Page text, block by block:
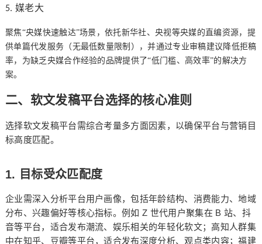
5. 媒老大
聚焦“央媒快速触达”场景，依托新华社、央视等央媒的直编资源，提
供单篇代发服务（无最低数量限制），并通过专业审稿建议降低拒稿
率，为缺乏央媒合作经验的品牌提供了“低门槛、高效率”的解决方
案。
二、软文发稿平台选择的核心准则
选择软文发稿平台需综合考量多方面因素，以确保平台与营销目
标高度匹配。
1. 目标受众匹配度
企业需深入分析平台用户画像，包括年龄结构、消费能力、地域
分布、兴趣偏好等核心指标。例如 Z 世代用户聚集在 B 站、抖
音等平台，适合发布潮流、娱乐相关的年轻化软文；高知人群集
中在知乎、豆瓣等平台，适合发布深度分析、观点类内容；福建